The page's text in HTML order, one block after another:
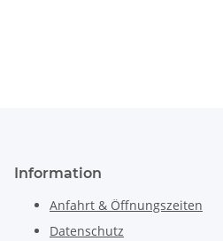
Information
Anfahrt & Öffnungszeiten
Datenschutz